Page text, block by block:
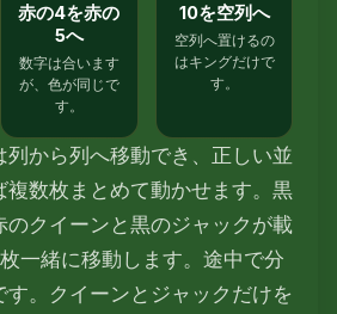
赤の4を赤の
5へ
数字は合います
が、色が同じで
す。
10を空列へ
空列へ置けるの
はキングだけで
す。
列から列へ移動でき、正しい並
複数枚まとめて動かせます。黒
のクイーンと黒のジャックが載
一緒に移動します。途中で分
す。クイーンとジャックだけを